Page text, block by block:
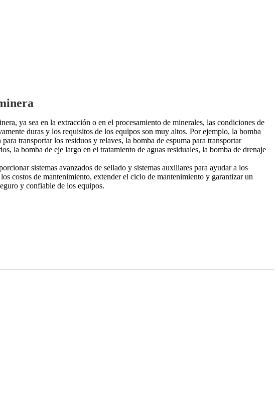
ya sea en la extracción o en el procesamiento de minerales, las condiciones de
duras y los requisitos de los equipos son muy altos. Por ejemplo, la bomba
transportar los residuos y relaves, la bomba de espuma para transportar
la bomba de eje largo en el tratamiento de aguas residuales, la bomba de drenaje
sistemas avanzados de sellado y sistemas auxiliares para ayudar a los
costos de mantenimiento, extender el ciclo de mantenimiento y garantizar un
y confiable de los equipos.